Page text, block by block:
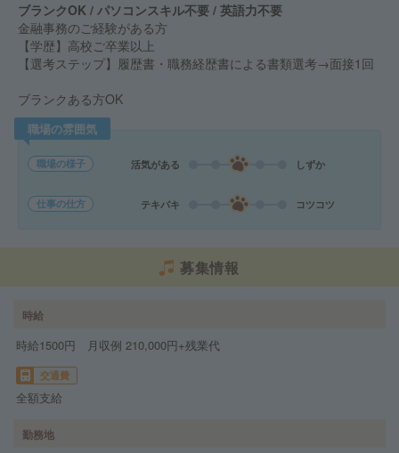
ブランクOK / パソコンスキル不要 / 英語力不要
金融事務のご経験がある方
【学歴】高校ご卒業以上
【選考ステップ】履歴書・職務経歴書による書類選考→面接1回
ブランクある方OK
職場の雰囲気
職場の様子 活気がある しずか
仕事の仕方 テキパキ コツコツ
募集情報
時給
時給1500円 月収例 210,000円+残業代
交通費
全額支給
勤務地